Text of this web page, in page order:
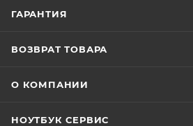
ГАРАНТИЯ
ВОЗВРАТ ТОВАРА
О КОМПАНИИ
НОУТБУК СЕРВИС